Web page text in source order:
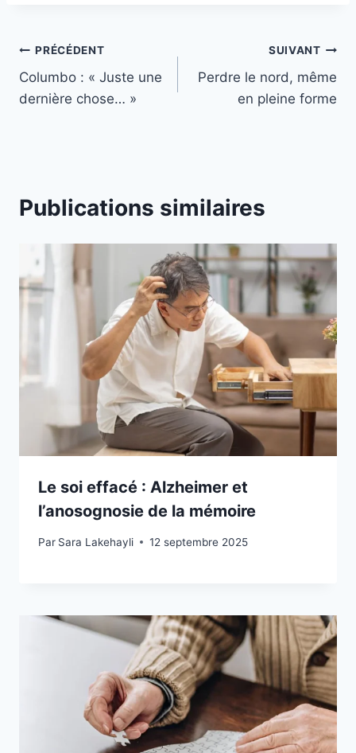
PRÉCÉDENT
Columbo : « Juste une
dernière chose… »
SUIVANT
Perdre le nord, même
en pleine forme
Publications similaires
Le soi effacé : Alzheimer et
l’anosognosie de la mémoire
Par Sara Lakehayli 12 septembre 2025